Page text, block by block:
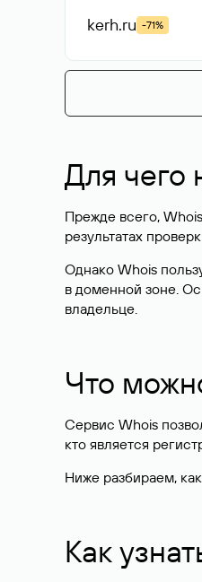
kerh.ru -71%
Для чего
Прежде всего,
результатах
Однако Whois
в доменной зоне.
владельце.
Что
Сервис Whois
кто является
Ниже разбираем,
Как